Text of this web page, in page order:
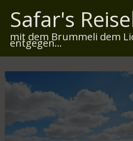
Safar's
mit dem Brummeli dem
entgegen...
Über mich
Reiserouten
Widmung